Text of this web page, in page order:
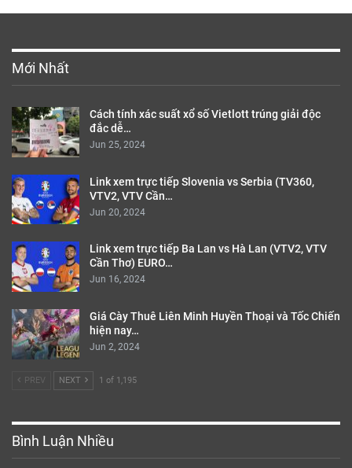
Mới Nhất
Cách tính xác suất xổ số Vietlott trúng giải độc
đắc dễ…
Jun 25, 2024
Link xem trực tiếp Slovenia vs Serbia (TV360,
VTV2, VTV Cần…
Jun 20, 2024
Link xem trực tiếp Ba Lan vs Hà Lan (VTV2, VTV
Cần Thơ) EURO…
Jun 16, 2024
Giá Cày Thuê Liên Minh Huyền Thoại và Tốc Chiến
hiện nay…
Jun 2, 2024
PREV NEXT 1 of 1,195
Bình Luận Nhiều